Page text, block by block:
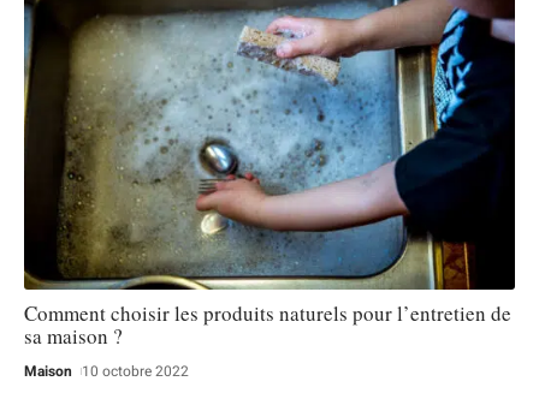
Comment choisir les produits naturels pour l’entretien de
sa maison ?
Maison 10 octobre 2022